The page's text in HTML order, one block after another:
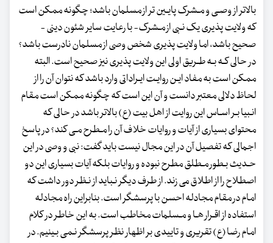
بالاتر از وصـی و مـشرک پایـین تر از مسلمان باشد؛ چگونه ممکن است
که ولایت پذیری یک نـبی از مـشرک- با رعایت سایر شئون دینی -
صحیح باشد، اما ولایت پذیری شخص وصی از مسلمان نادرست باشد؟
در حالی کـه بـه طـریق اولی این ولایت پذیری نیز صحیح است. البته
ممکن است به مفاد ایـن روایـت ایـراداتی وارد باشد که نتوان آن را از
لحاظ دلالی معتبر دانست و آن این است که چگونه ممکن است مقام
انـبیا بـر اسـاس این روایت از اهل بیت (ع) بالاتر باشد در حالی که
محتوای بسیاری از آیات و روایات خلاف آن را مـطرح مـی کند؟ در پاسخ
اجمالی که تفصیل آن در این مجال نیست باید گفت: نبی و وصی در این
حـدیث بـطور مـطلق مطرح نبوده و روایات بلکه آیات بسیاری این دو
اصطلاح را از اطلاق می زند. از طرف دیگر نـباید از نـظر دور داشت که
امام در مقام مجادله احسن با پرسشگر است. بنابراین راه مجادله
استفاده از اقـرار هـا و مـسلمات مخاطب است. به این خاطر در کلام
امام رضا (ع) تقریری و تاییدی بر اظهار نظر پرسشگر نـمی بـینیم. در